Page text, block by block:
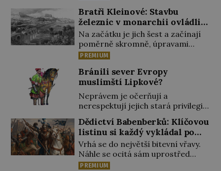
Jindřich se však zastrašit nenechá.
Zachová chladnou hlavu a trestu
unikne. Nicméně cejchu zrádce se
už nezbaví… Tři roky stačily! Škola
pro něj není. Jindřich Michal
Hýzrle z Chodů (1575–1665) se v ní
nudí. 10letý chlapec chce
procestovat […]
Bratři Kleinové: Stavbu
železnic v monarchii ovládli
samouci
Na začátku je jich šest a začínají
poměrně skromně, úpravami
zahrad, rybníků a parků. Postupně
Během 40 let vybudují na území
monarchie třetinu všech tratí,
tedy asi 3500 kilometrů! Ohromně
na tom zbohatnou… Podnikavého
ducha zdědí bratři Kleinové po
otci Johannovi (1756–1835), který
má malý statek na Jesenicku […]
PREMIUM
Bránili sever Evropy
muslimští Lipkové?
Neprávem je očerňují a
nerespektují jejich stará privilegia.
A hlavně jim přestali vyplácet
dohodnutý žold! Lipkové proti
těmto „podrazům“ hlasitě
protestují, jenže spravedlnosti
nedosáhnou. Proto se rozhodnou
vypovědět polské koruně
Dědictví Babenberků: Klíčovou
listinu si každý vykládal po
svém
Vrhá se do největší bitevní vřavy.
Náhle se ocitá sám uprostřed
nepřátel. Nikdo z jeho věrných si
PREMIUM